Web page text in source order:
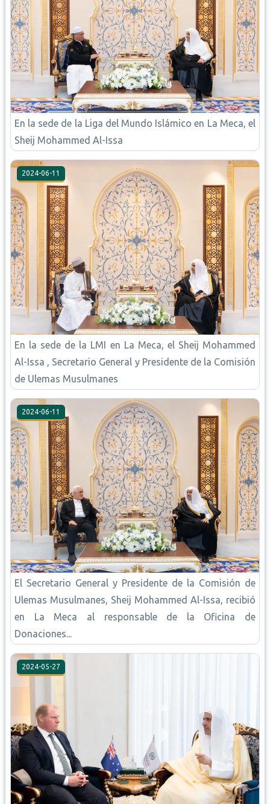
En la sede de la Liga del Mundo Islámico en La Meca, el
Sheij Mohammed Al-Issa
2024-06-11
En la sede de la LMI en La Meca, el Sheij Mohammed
Al-Issa , Secretario General y Presidente de la Comisión
de Ulemas Musulmanes
2024-06-11
El Secretario General y Presidente de la Comisión de
Ulemas Musulmanes, Sheij Mohammed Al-Issa, recibió
en La Meca al responsable de la Oficina de
Donaciones...
2024-05-27